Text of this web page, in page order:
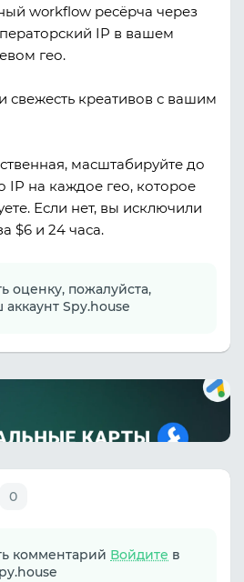
workflow ресёрча через
IP в вашем
гео.
свежесть креативов с вашим
масштабируйте до
IP на каждое гео, которое
Если нет, вы исключили
$6 и 24 часа.
оценку, пожалуйста,
аккаунт Spy.house
0
комментарий Войдите в